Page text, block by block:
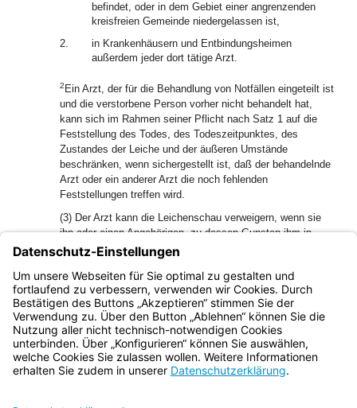
befindet, oder in dem Gebiet einer angrenzenden
kreisfreien Gemeinde niedergelassen ist,
2.
in Krankenhäusern und Entbindungsheimen
außerdem jeder dort tätige Arzt.
2 Ein Arzt, der für die Behandlung von Notfällen eingeteilt ist
und die verstorbene Person vorher nicht behandelt hat,
kann sich im Rahmen seiner Pflicht nach Satz 1 auf die
Feststellung des Todes, des Todeszeitpunktes, des
Zustandes der Leiche und der äußeren Umstände
beschränken, wenn sichergestellt ist, daß der behandelnde
Arzt oder ein anderer Arzt die noch fehlenden
Feststellungen treffen wird.
(3) Der Arzt kann die Leichenschau verweigern, wenn sie
ihn oder einen Angehörigen, zu dessen Gunsten ihm in
Strafverfahren wegen familienrechtlicher Beziehung das
Zeugnisverweigerungsrecht zusteht, der Gefahr aussetzen
würde, wegen einer Straftat oder einer Ordnungswidrigkeit
verfolgt zu werden.
Bayern.de
BayernPortal